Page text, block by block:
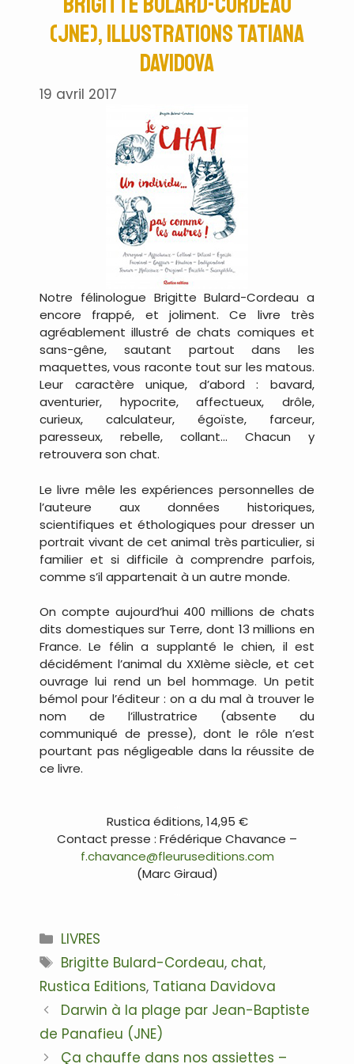
(JNE), illustrations Tatiana
Davidova
19 avril 2017
Notre félinologue Brigitte Bulard-Cordeau a
encore frappé, et joliment. Ce livre très
agréablement illustré de chats comiques et
sans-gêne, sautant partout dans les
maquettes, vous raconte tout sur les matous.
Leur caractère unique, d’abord : bavard,
aventurier, hypocrite, affectueux, drôle,
curieux, calculateur, égoïste, farceur,
paresseux, rebelle, collant… Chacun y
retrouvera son chat.
Le livre mêle les expériences personnelles de
l’auteure aux données historiques,
scientifiques et éthologiques pour dresser un
portrait vivant de cet animal très particulier, si
familier et si difficile à comprendre parfois,
comme s’il appartenait à un autre monde.
On compte aujourd’hui 400 millions de chats
dits domestiques sur Terre, dont 13 millions en
France. Le félin a supplanté le chien, il est
décidément l’animal du XXIème siècle, et cet
ouvrage lui rend un bel hommage. Un petit
bémol pour l’éditeur : on a du mal à trouver le
nom de l’illustratrice (absente du
communiqué de presse), dont le rôle n’est
pourtant pas négligeable dans la réussite de
ce livre.
Rustica éditions, 14,95 €
Contact presse : Frédérique Chavance –
f.chavance@fleuruseditions.com
(Marc Giraud)
Catégories
LIVRES
Étiquettes
Brigitte Bulard-Cordeau, chat,
Rustica Editions, Tatiana Davidova
Navigation
des
Darwin à la plage par Jean-Baptiste
de Panafieu (JNE)
Ça chauffe dans nos assiettes –